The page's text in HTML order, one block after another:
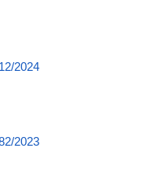
2024
2023